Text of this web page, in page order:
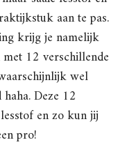
aan te pas.
krijg je namelijk
12 verschillende
wel
Deze 12
en zo kun jij
pro!